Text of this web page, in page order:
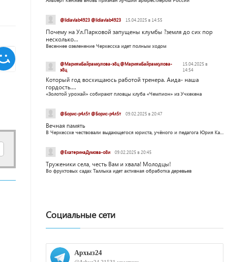
@lidiavlab4923 @lidiavlab4923 15.04.2025 в 14:55
Почему на Ул.Парковой запущены клумбы ?земля до сих пор
несколько...
Весеннее озеленение Черкесска идет полным ходом
@МариямБайрамкулова-э8ц @МариямБайрамкулова-
э8ц
15.04.2025 в
14:54
Который год восхищаюсь работой тренера. Аида- наша
гордость....
«Золотой урожай» собирают пловцы клуба «Чемпион» из Учкекена
@Борис-р4л5т @Борис-р4л5т 09.02.2025 в 20:47
Вечная память
В Черкесске чествовали выдающегося юриста, учёного и педагога Юрия Калмыкова
@ЕкатеринаДумова-о8и 09.02.2025 в 20:45
Труженики села, честь Вам и хвала! Молодцы!
Во фруктовых садах Таллыка идет активная обработка деревьев
Социальные сети